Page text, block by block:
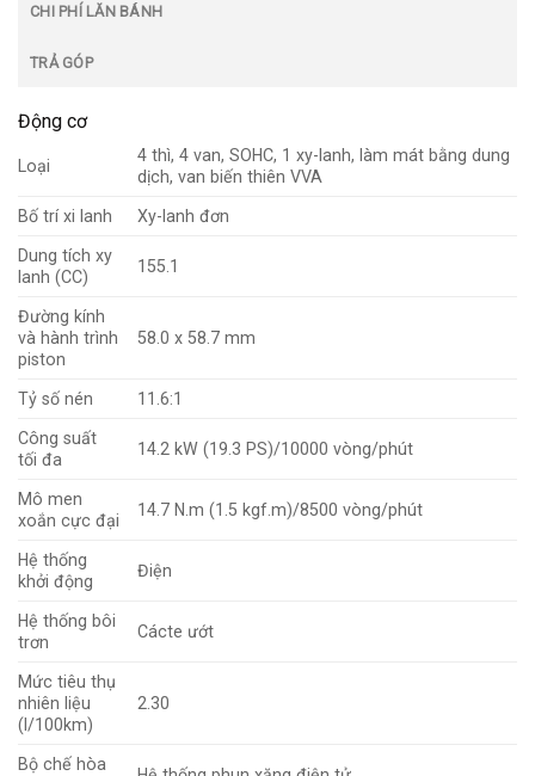
CHI PHÍ LĂN BÁNH
TRẢ GÓP
Động cơ
Loại
4 thì, 4 van, SOHC, 1 xy-lanh, làm mát bằng dung
dịch, van biến thiên VVA
Bố trí xi lanh Xy-lanh đơn
Dung tích xy
lanh (CC)
155.1
Đường kính
và hành trình
piston
58.0 x 58.7 mm
Tỷ số nén 11.6:1
Công suất
tối đa
14.2 kW (19.3 PS)/10000 vòng/phút
Mô men
xoắn cực đại
14.7 N.m (1.5 kgf.m)/8500 vòng/phút
Hệ thống
khởi động
Điện
Hệ thống bôi
trơn
Cácte ướt
Mức tiêu thụ
nhiên liệu
(l/100km)
2.30
Bộ chế hòa